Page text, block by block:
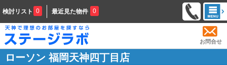
検討リスト 0 最近見た物件 0
お問合せ
ローソン 福岡天神四丁目店